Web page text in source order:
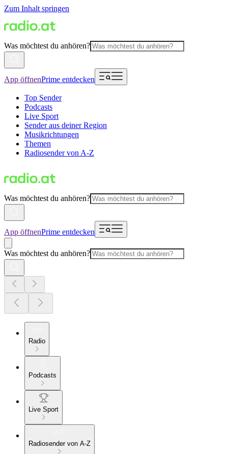
Zum Inhalt springen
Was möchtest du anhören?
App öffnenPrime entdecken
Top Sender
Podcasts
Live Sport
Sender aus deiner Region
Musikrichtungen
Themen
Radiosender von A-Z
Was möchtest du anhören?
App öffnenPrime entdecken
Was möchtest du anhören?
Radio
Podcasts
Live Sport
Radiosender von A-Z